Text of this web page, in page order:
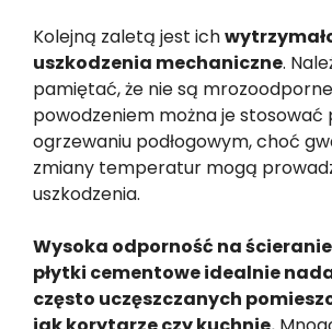
Kolejną zaletą jest ich
uszkodzenia mechaniczne.
pamiętać, że nie są
powodzeniem można je stosować
ogrzewaniu podłogowym, choć
zmiany temperatur mogą
uszkodzenia.
Wysoka odporność na
płytki cementowe idealnie
często uczęszczanych